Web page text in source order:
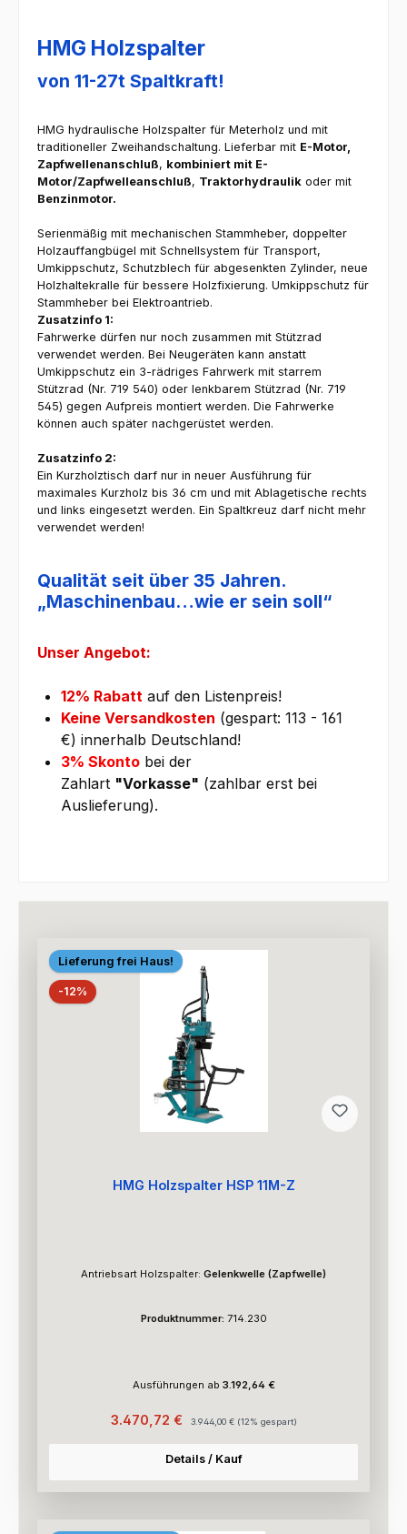
HMG Holzspalter
von 11-27t Spaltkraft!
HMG hydraulische Holzspalter für Meterholz und mit
traditioneller Zweihandschaltung. Lieferbar mit E-Motor,
Zapfwellenanschluß, kombiniert mit E-
Motor/Zapfwelleanschluß, Traktorhydraulik oder mit
Benzinmotor.
Serienmäßig mit mechanischen Stammheber, doppelter
Holzauffangbügel mit Schnellsystem für Transport,
Umkippschutz, Schutzblech für abgesenkten Zylinder, neue
Holzhaltekralle für bessere Holzfixierung. Umkippschutz für
Stammheber bei Elektroantrieb.
Zusatzinfo 1:
Fahrwerke dürfen nur noch zusammen mit Stützrad
verwendet werden. Bei Neugeräten kann anstatt
Umkippschutz ein 3-rädriges Fahrwerk mit starrem
Stützrad (Nr. 719 540) oder lenkbarem Stützrad (Nr. 719
545) gegen Aufpreis montiert werden. Die Fahrwerke
können auch später nachgerüstet werden.
Zusatzinfo 2:
Ein Kurzholztisch darf nur in neuer Ausführung für
maximales Kurzholz bis 36 cm und mit Ablagetische rechts
und links eingesetzt werden. Ein Spaltkreuz darf nicht mehr
verwendet werden!
Qualität seit über 35 Jahren.
„Maschinenbau…wie er sein soll“
Unser Angebot:
12% Rabatt auf den Listenpreis!
Keine Versandkosten (gespart: 113 - 161
€) innerhalb Deutschland!
3% Skonto bei der
Zahlart "Vorkasse" (zahlbar erst bei
Auslieferung).
Lieferung frei Haus!
-12%Rabatt
HMG Holzspalter HSP 11M-Z
Antriebsart Holzspalter: Gelenkwelle (Zapfwelle)
Produktnummer: 714.230
Ausführungen ab 3.192,64 €
Verkaufspreis:
3.470,72 € 3.944,00 € (12% gespart)
Details / Kauf